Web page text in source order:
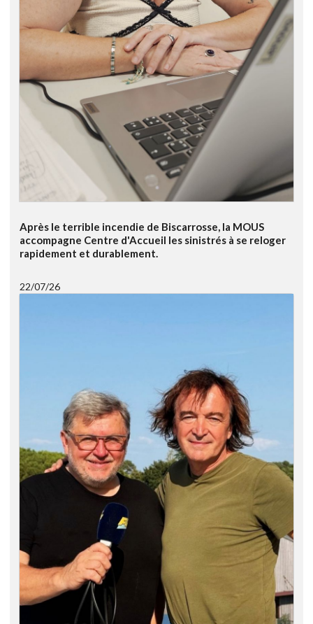
Après le terrible incendie de Biscarrosse, la MOUS
accompagne Centre d'Accueil les sinistrés à se reloger
rapidement et durablement.
22/07/26